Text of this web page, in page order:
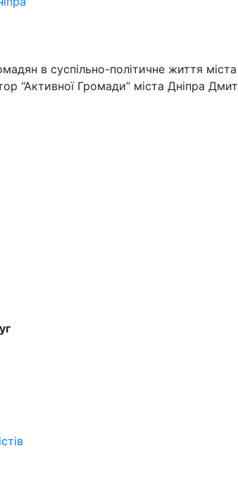
в суспільно-політичне життя
“Активної Громади” міста Дніпра